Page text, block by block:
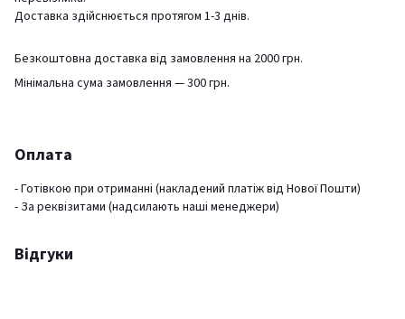
Доставка здійснюється протягом 1-3 днів.
Безкоштовна доставка від замовлення на 2000 грн.
Мінімальна сума замовлення — 300 грн.
Оплата
- Готівкою при отриманні (накладений платіж від Нової Пошти)
- За реквізитами (надсилають наші менеджери)
Відгуки